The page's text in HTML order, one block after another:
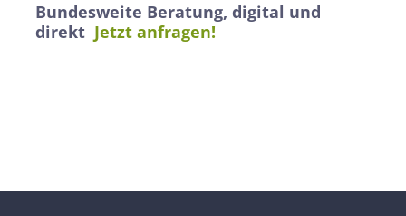
Bundesweite Beratung, digital und
direkt Jetzt anfragen!